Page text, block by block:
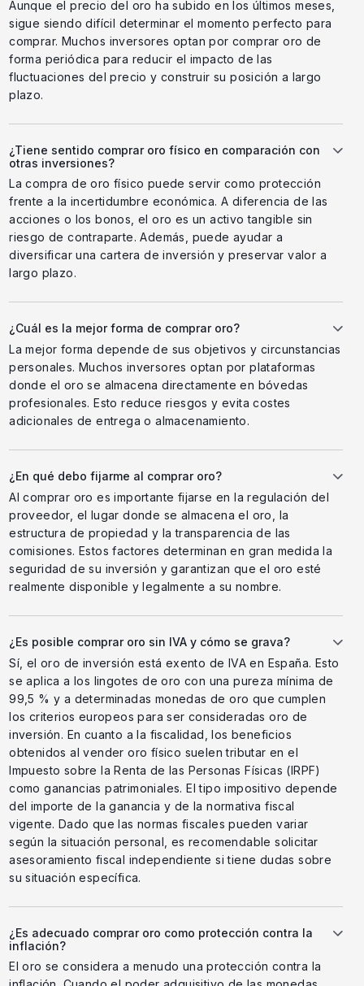
Aunque el precio del oro ha subido en los últimos meses,
sigue siendo difícil determinar el momento perfecto para
comprar. Muchos inversores optan por comprar oro de
forma periódica para reducir el impacto de las
fluctuaciones del precio y construir su posición a largo
plazo.
¿Tiene sentido comprar oro físico en comparación con
otras inversiones?
La compra de oro físico puede servir como protección
frente a la incertidumbre económica. A diferencia de las
acciones o los bonos, el oro es un activo tangible sin
riesgo de contraparte. Además, puede ayudar a
diversificar una cartera de inversión y preservar valor a
largo plazo.
¿Cuál es la mejor forma de comprar oro?
La mejor forma depende de sus objetivos y circunstancias
personales. Muchos inversores optan por plataformas
donde el oro se almacena directamente en bóvedas
profesionales. Esto reduce riesgos y evita costes
adicionales de entrega o almacenamiento.
¿En qué debo fijarme al comprar oro?
Al comprar oro es importante fijarse en la regulación del
proveedor, el lugar donde se almacena el oro, la
estructura de propiedad y la transparencia de las
comisiones. Estos factores determinan en gran medida la
seguridad de su inversión y garantizan que el oro esté
realmente disponible y legalmente a su nombre.
¿Es posible comprar oro sin IVA y cómo se grava?
Sí, el oro de inversión está exento de IVA en España. Esto
se aplica a los lingotes de oro con una pureza mínima de
99,5 % y a determinadas monedas de oro que cumplen
los criterios europeos para ser consideradas oro de
inversión. En cuanto a la fiscalidad, los beneficios
obtenidos al vender oro físico suelen tributar en el
Impuesto sobre la Renta de las Personas Físicas (IRPF)
como ganancias patrimoniales. El tipo impositivo depende
del importe de la ganancia y de la normativa fiscal
vigente. Dado que las normas fiscales pueden variar
según la situación personal, es recomendable solicitar
asesoramiento fiscal independiente si tiene dudas sobre
su situación específica.
¿Es adecuado comprar oro como protección contra la
inflación?
El oro se considera a menudo una protección contra la